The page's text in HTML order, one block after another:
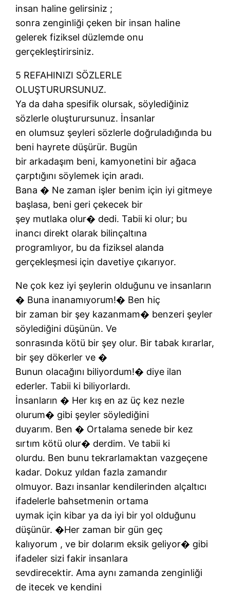
insan haline gelirsiniz ;
sonra zenginliği çeken bir insan haline
gelerek fiziksel düzlemde onu
gerçekleştirirsiniz.
5 REFAHINIZI SÖZLERLE
OLUŞTURURSUNUZ.
Ya da daha spesifik olursak, söylediğiniz
sözlerle oluşturursunuz. İnsanlar
en olumsuz şeyleri sözlerle doğruladığında bu
beni hayrete düşürür. Bugün
bir arkadaşım beni, kamyonetini bir ağaca
çarptığını söylemek için aradı.
Bana � Ne zaman işler benim için iyi gitmeye
başlasa, beni geri çekecek bir
şey mutlaka olur� dedi. Tabii ki olur; bu
inancı direkt olarak bilinçaltına
programlıyor, bu da fiziksel alanda
gerçekleşmesi için davetiye çıkarıyor.
Ne çok kez iyi şeylerin olduğunu ve insanların
� Buna inanamıyorum!� Ben hiç
bir zaman bir şey kazanmam� benzeri şeyler
söylediğini düşünün. Ve
sonrasında kötü bir şey olur. Bir tabak kırarlar,
bir şey dökerler ve �
Bunun olacağını biliyordum!� diye ilan
ederler. Tabii ki biliyorlardı.
İnsanların � Her kış en az üç kez nezle
olurum� gibi şeyler söylediğini
duyarım. Ben � Ortalama senede bir kez
sırtım kötü olur� derdim. Ve tabii ki
olurdu. Ben bunu tekrarlamaktan vazgeçene
kadar. Dokuz yıldan fazla zamandır
olmuyor. Bazı insanlar kendilerinden alçaltıcı
ifadelerle bahsetmenin ortama
uymak için kibar ya da iyi bir yol olduğunu
düşünür. �Her zaman bir gün geç
kalıyorum , ve bir dolarım eksik geliyor� gibi
ifadeler sizi fakir insanlara
sevdirecektir. Ama aynı zamanda zenginliği
de itecek ve kendini